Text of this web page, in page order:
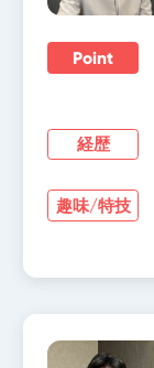
Point
経歴
趣味/特技